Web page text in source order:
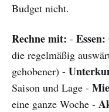
Budget nicht.
Rechne mit: - Essen:
die regelmäßig
gehobener) -
Saison und Lage -
eine ganze Woche -